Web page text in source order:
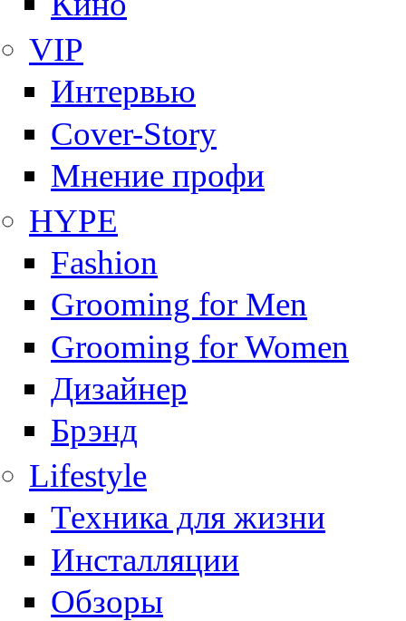
VIP
Интервью
Cover-Story
Мнение профи
HYPE
Fashion
Grooming for Men
Grooming for Women
Дизайнер
Брэнд
Lifestyle
Техника для жизни
Инсталляции
Обзоры